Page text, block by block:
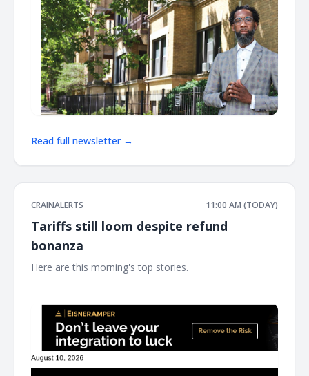
Read full newsletter →
CRAINALERTS 11:00 AM (TODAY)
Tariffs still loom despite refund
bonanza
Here are this morning's top stories. ͏ ‌ ͏ ‌ ͏ ‌ ͏ ‌ ͏ ‌ ͏ ‌ ͏ ‌ ͏ ‌ ͏ ‌ ͏ ‌ ͏ ‌ ͏ ‌ ͏ ‌ ͏ ‌ ͏ ‌ ͏ ‌